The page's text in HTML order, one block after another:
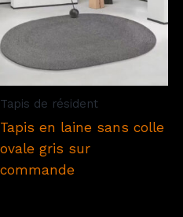
Tapis de résident
Tapis en laine sans colle
ovale gris sur
commande